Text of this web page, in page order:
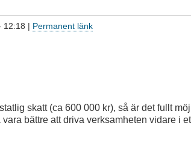
12:18 | Permanent länk
skatt (ca 600 000 kr), så är det fullt
bättre att driva verksamheten vidare i